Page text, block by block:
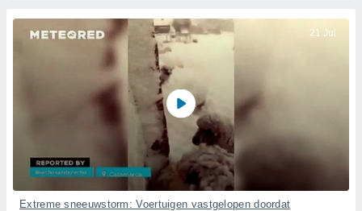
21 Jul
Extreme sneeuwstorm: Voertuigen vastgelopen doordat